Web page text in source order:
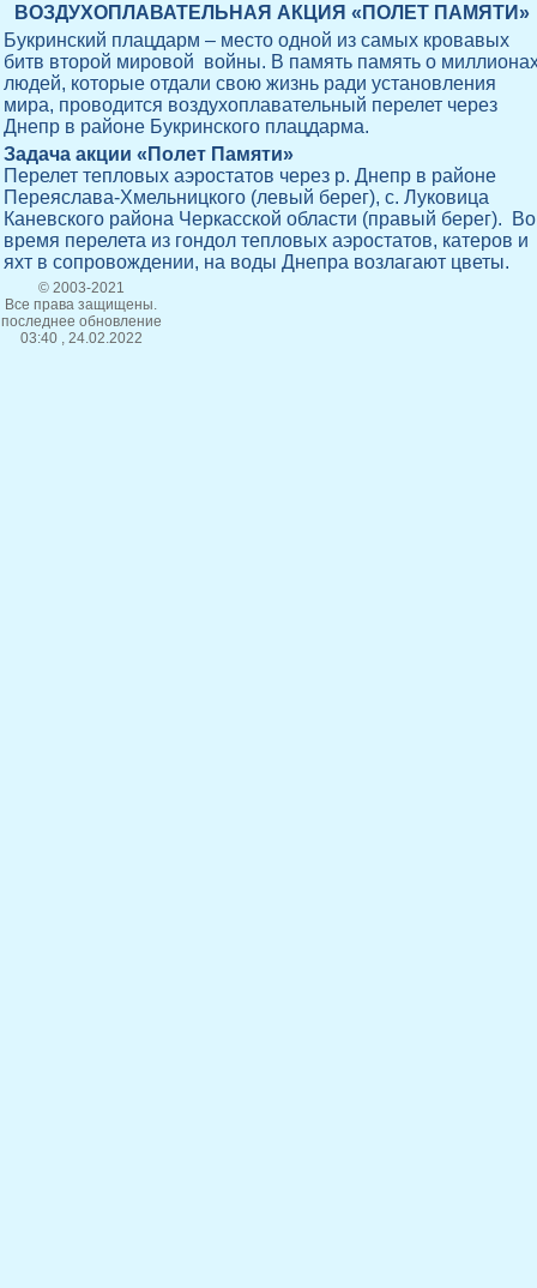
ВОЗДУХОПЛАВАТЕЛЬНАЯ АКЦИЯ «ПОЛЕТ ПАМЯТИ»
Букринский плацдарм – место одной из самых кровавых
битв второй мировой войны. В память память о
людей, которые отдали свою жизнь ради установления
мира, проводится воздухоплавательный перелет через
Днепр в районе Букринского плацдарма.
Задача акции «Полет Памяти»
Перелет тепловых аэростатов через р. Днепр в районе
Переяслава-Хмельницкого (левый берег), с. Луковица
Каневского района Черкасской области (правый берег). Во
время перелета из гондол тепловых аэростатов, катеров и
яхт в сопровождении, на воды Днепра возлагают цветы.
© 2003-2021
Все права защищены.
последнее обновление
03:40 , 24.02.2022